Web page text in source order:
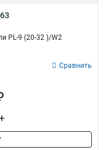
PL-9 (20-32 )/W2
Сравнить